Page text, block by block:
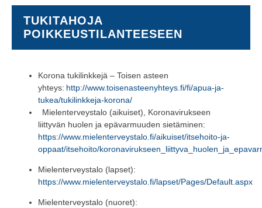
TUKITAHOJA
POIKKEUSTILANTEESEEN
Korona tukilinkkejä – Toisen asteen
yhteys: http://www.toisenasteenyhteys.fi/fi/apua-ja-
tukea/tukilinkkeja-korona/
Mielenterveystalo (aikuiset)
Koronavirukseen
liittyvän huolen ja epävarmuuden sietäminen:
https://www.mielenterveystalo.fi/aikuiset/itsehoito-ja-
oppaat/itsehoito/
Mielenterveystalo (lapset):
https://www.mielenterveystalo.fi/lapset/Pages/Default.aspx
Mielenterveystalo (nuoret):